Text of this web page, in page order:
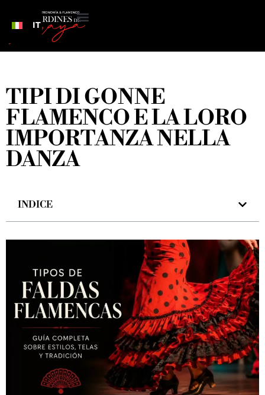
IT
TIPI DI GONNE
FLAMENCO E LA LORO
IMPORTANZA NELLA
DANZA
INDICE